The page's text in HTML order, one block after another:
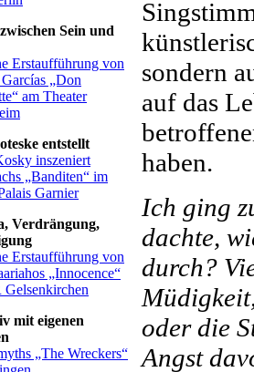
Sein und
Erstaufführung von
„Don
am Theater
entstellt
inszeniert
„Banditen“ im
Garnier
Verdrängung,
Erstaufführung von
„Innocence“
mit eigenen
„The Wreckers“
sondern
auf das
haben.
Ich ging
dachte,
durch?
oder die
Angst